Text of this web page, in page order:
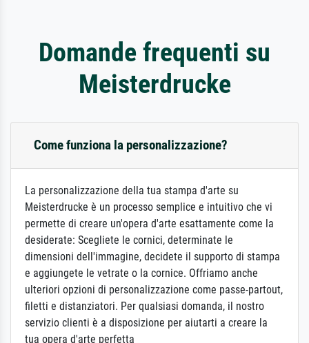
Domande frequenti su
Meisterdrucke
Come funziona la personalizzazione?
La personalizzazione della tua stampa d'arte su
Meisterdrucke è un processo semplice e intuitivo che vi
permette di creare un'opera d'arte esattamente come la
desiderate: Scegliete le cornici, determinate le
dimensioni dell'immagine, decidete il supporto di stampa
e aggiungete le vetrate o la cornice. Offriamo anche
ulteriori opzioni di personalizzazione come passe-partout,
filetti e distanziatori. Per qualsiasi domanda, il nostro
servizio clienti è a disposizione per aiutarti a creare la
tua opera d'arte perfetta